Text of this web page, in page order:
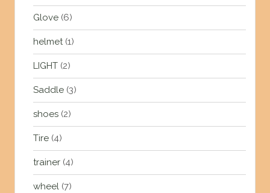
Glove(6)
helmet(1)
LIGHT(2)
Saddle(3)
shoes(2)
Tire(4)
trainer(4)
wheel(7)